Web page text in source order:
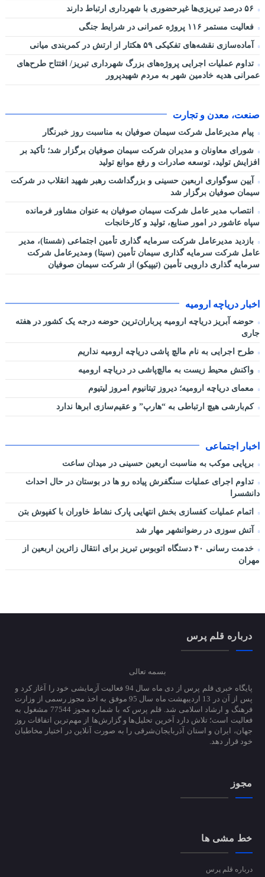
فعالیت مستمر ۱۱۶ پروژه عمرانی در شرایط جنگی
آماده‌سازی نقشه‌های تفکیکی ۵۹ هکتار از ارتش در کمربندی میانی
تداوم عملیات اجرایی پروژه‌های بزرگ شهرداری تبریز/ افتتاح طرح‌های
عمرانی هدیه خادمین شهر به مردم شهیدپرور
صنعت، معدن و تجارت
پیام مدیرعامل شرکت سیمان صوفیان به مناسبت روز خبرنگار
شورای معاونان و مدیران شرکت سیمان صوفیان برگزار شد؛ تأکید بر
افزایش تولید، توسعه صادرات و رفع موانع تولید
آیین سوگواری اربعین حسینی و بزرگداشت رهبر شهید انقلاب در شرکت
سیمان صوفیان برگزار شد
انتصاب مدیر عامل شرکت سیمان صوفیان به عنوان مشاور فرمانده
سپاه عاشور در امور صنایع، تولید و کارخانجات
بازدید مدیرعامل شرکت سرمایه گذاری تأمین اجتماعی (شستا)، مدیر
عامل شرکت سرمایه گذاری سیمان تأمین (سیتا) ومدیرعامل شرکت
سرمایه گذاری دارویی تأمین (تیپیکو) از شرکت سیمان صوفیان
اخبار دریاچه ارومیه
حوضه آبریز دریاچه ارومیه پرباران‌ترین حوضه‌ درجه یک کشور در هفته
جاری
طرح اجرایی به نام مالچ پاشی دریاچه ارومیه نداریم
واکنش محیط زیست به مالچ‌پاشی در دریاچه ارومیه
معمای دریاچه ارومیه؛ دیروز تیتانیوم امروز لیتیوم
کم‌بارشی هیچ ارتباطی به “هارپ” و عقیم‌سازی ابرها ندارد
اخبار اجتماعی
برپایی موکب به مناسبت اربعین حسینی در میدان ساعت
تداوم اجرای عملیات سنگفرش پیاده رو ها در بوستان در حال احداث
دانشسرا
اتمام عملیات کفسازی بخش انتهایی پارک نشاط خاوران با کفپوش بتن
آتش سوزی در رضوانشهر مهار شد
خدمت رسانی ۴۰ دستگاه اتوبوس تبریز برای انتقال زائرین اربعین از
مهران
درباره قلم پرس
بسمه تعالی
پایگاه خبری قلم پرس از دی ماه سال 94 فعالیت آزمایشی خود را آغاز کرد و
پس از آن در 13 اردیبهشت ماه سال 95 موفق به اخذ مجوز رسمی از وزارت
فرهنگ و ارشاد اسلامی شد. قلم پرس که با شماره مجوز 77544 مشغول به
فعالیت است؛ تلاش دارد آخرین تحلیل‌ها و گزارش‌ها از مهم‌ترین اتفاقات روز
جهان، ایران و استان آذربایجان‌شرقی را به صورت آنلاین در اختیار مخاطبان
خود قرار دهد.
مجوز
خط مشی ها
درباره قلم پرس